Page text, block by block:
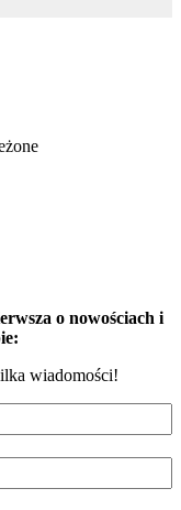
o nowościach i
wiadomości!